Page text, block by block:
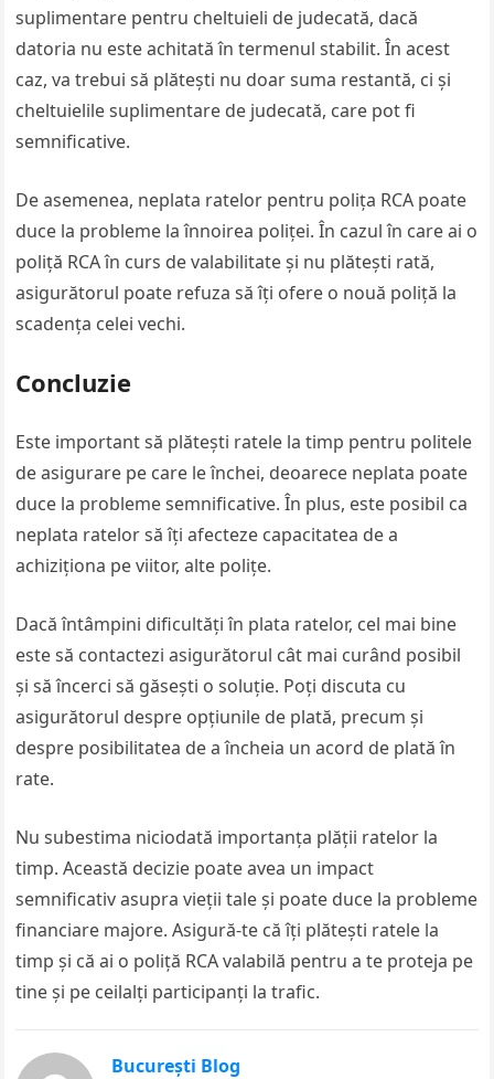
suplimentare pentru cheltuieli de judecată, dacă
datoria nu este achitată în termenul stabilit. În acest
caz, va trebui să plătești nu doar suma restantă, ci și
cheltuielile suplimentare de judecată, care pot fi
semnificative.
De asemenea, neplata ratelor pentru polița RCA poate
duce la probleme la înnoirea poliței. În cazul în care ai o
poliță RCA în curs de valabilitate și nu plătești rată,
asigurătorul poate refuza să îți ofere o nouă poliță la
scadența celei vechi.
Concluzie
Este important să plătești ratele la timp pentru politele
de asigurare pe care le închei, deoarece neplata poate
duce la probleme semnificative. În plus, este posibil ca
neplata ratelor să îți afecteze capacitatea de a
achiziționa pe viitor, alte polițe.
Dacă întâmpini dificultăți în plata ratelor, cel mai bine
este să contactezi asigurătorul cât mai curând posibil
și să încerci să găsești o soluție. Poți discuta cu
asigurătorul despre opțiunile de plată, precum și
despre posibilitatea de a încheia un acord de plată în
rate.
Nu subestima niciodată importanța plății ratelor la
timp. Această decizie poate avea un impact
semnificativ asupra vieții tale și poate duce la probleme
financiare majore. Asigură-te că îți plătești ratele la
timp și că ai o poliță RCA valabilă pentru a te proteja pe
tine și pe ceilalți participanți la trafic.
București Blog